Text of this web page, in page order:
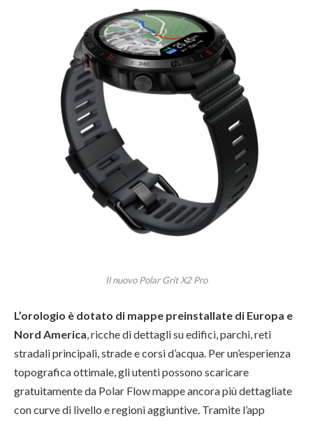
Il nuovo Polar Grit X2 Pro
L’orologio è dotato di mappe preinstallate di Europa e
Nord America, ricche di dettagli su edifici, parchi, reti
stradali principali, strade e corsi d’acqua. Per un’esperienza
topografica ottimale, gli utenti possono scaricare
gratuitamente da Polar Flow mappe ancora più dettagliate
con curve di livello e regioni aggiuntive. Tramite l’app